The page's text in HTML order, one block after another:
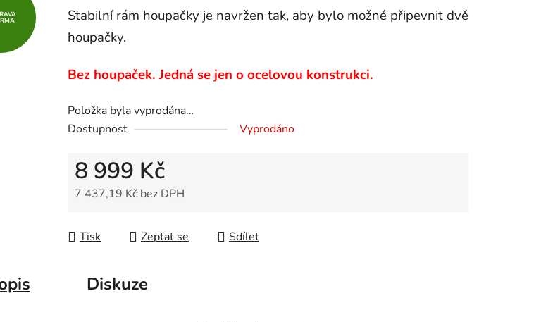
Stabilní rám houpačky je navržen tak, aby bylo možné připevnit dvě
houpačky.
Bez houpaček. Jedná se jen o ocelovou konstrukci.
Položka byla vyprodána…
Dostupnost
Vyprodáno
8 999 Kč
7 437,19 Kč bez DPH
Tisk
Zeptat se Sdílet
Diskuze